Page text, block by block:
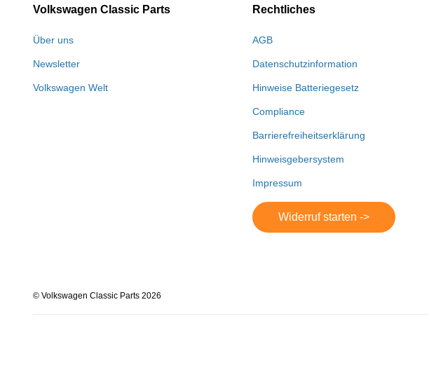
Volkswagen Classic Parts
Über uns
Newsletter
Volkswagen Welt
Rechtliches
AGB
Datenschutzinformation
Hinweise Batteriegesetz
Compliance
Barrierefreiheitserklärung
Hinweisgebersystem
Impressum
Widerruf starten ->
© Volkswagen Classic Parts 2026